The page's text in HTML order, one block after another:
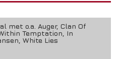
met o.a. Auger, Clan Of
Temptation, In
White Lies